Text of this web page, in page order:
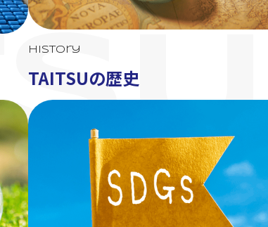
History
TAITSUの歴史